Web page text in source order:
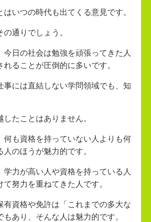
はいつの時代も出てくる意見です。
通りでしょう。
今日の社会は勉強を頑張ってきた人
れることが圧倒的に多いです。
事には直結しない学問領域でも、知
たことはありません。
何も資格を持っていない人よりも何
のほうが魅力的です。
学力が高い人や資格を持っている人
て努力を重ねてきた人です。
有資格や免許は「これまでの多大な
もあり、そんな人は魅力的です。